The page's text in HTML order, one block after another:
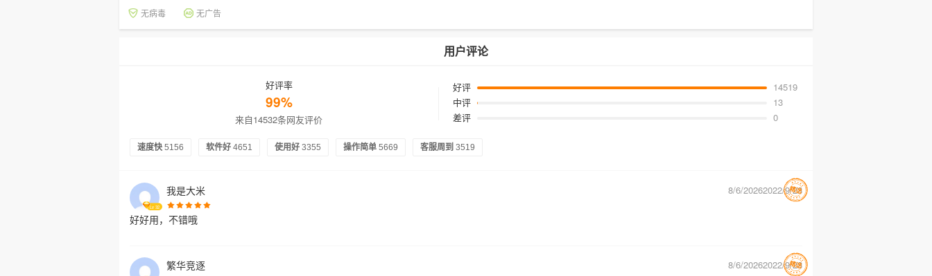
无病毒
无广告
用户评论
好评率
99%
来自14532条网友评价
好评
14519
中评
13
差评
0
速度快 5156 软件好 4651 使用好 3355 操作简单 5669 客服周到 3519
我是大米 8/6/20262022/9/28
好好用，不错哦
Lv 32
繁华竞逐 8/6/20262022/9/28